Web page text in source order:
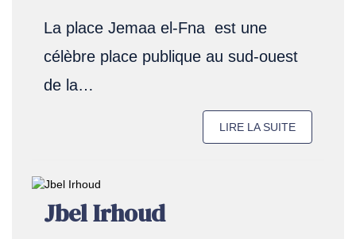
La place Jemaa el-Fna est une
célèbre place publique au sud-ouest
de la…
LIRE LA SUITE
Jbel Irhoud